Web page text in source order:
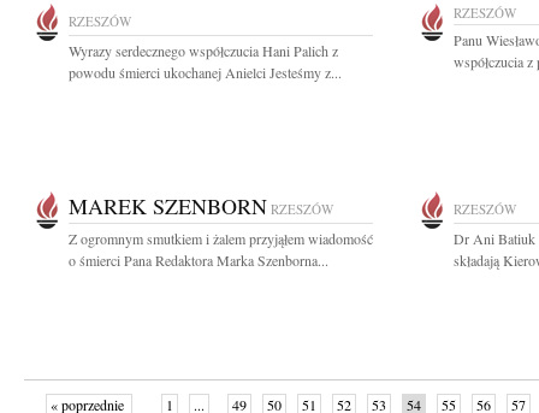
RZESZÓW
Wyrazy serdecznego współczucia Hani Palich z
powodu śmierci ukochanej Anielci Jesteśmy z...
RZESZÓW
Panu
współczucia
MAREK SZENBORN RZESZÓW
Z ogromnym smutkiem i żalem przyjąłem wiadomość
o śmierci Pana Redaktora Marka Szenborna...
RZESZÓW
Dr Ani Batiuk
składają
« poprzednie 1 ... 49 50 51 52 53 54 55 56 57